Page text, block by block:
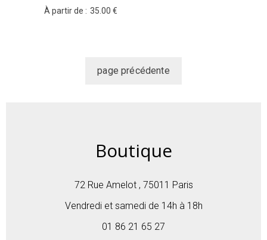
À partir de : 35 .00 €
Boutique
72 Rue Amelot , 75011 Paris
Vendredi et samedi de 14h à 18h
01 86 21 65 27